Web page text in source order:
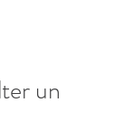
un